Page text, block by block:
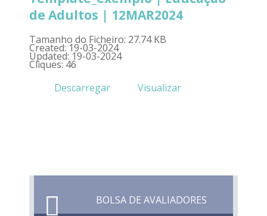
de Adultos | 12MAR2024
Tamanho do Ficheiro: 27.74 KB
Created: 19-03-2024
Updated: 19-03-2024
Cliques: 46
Descarregar
Visualizar
BOLSA DE AVALIADORES